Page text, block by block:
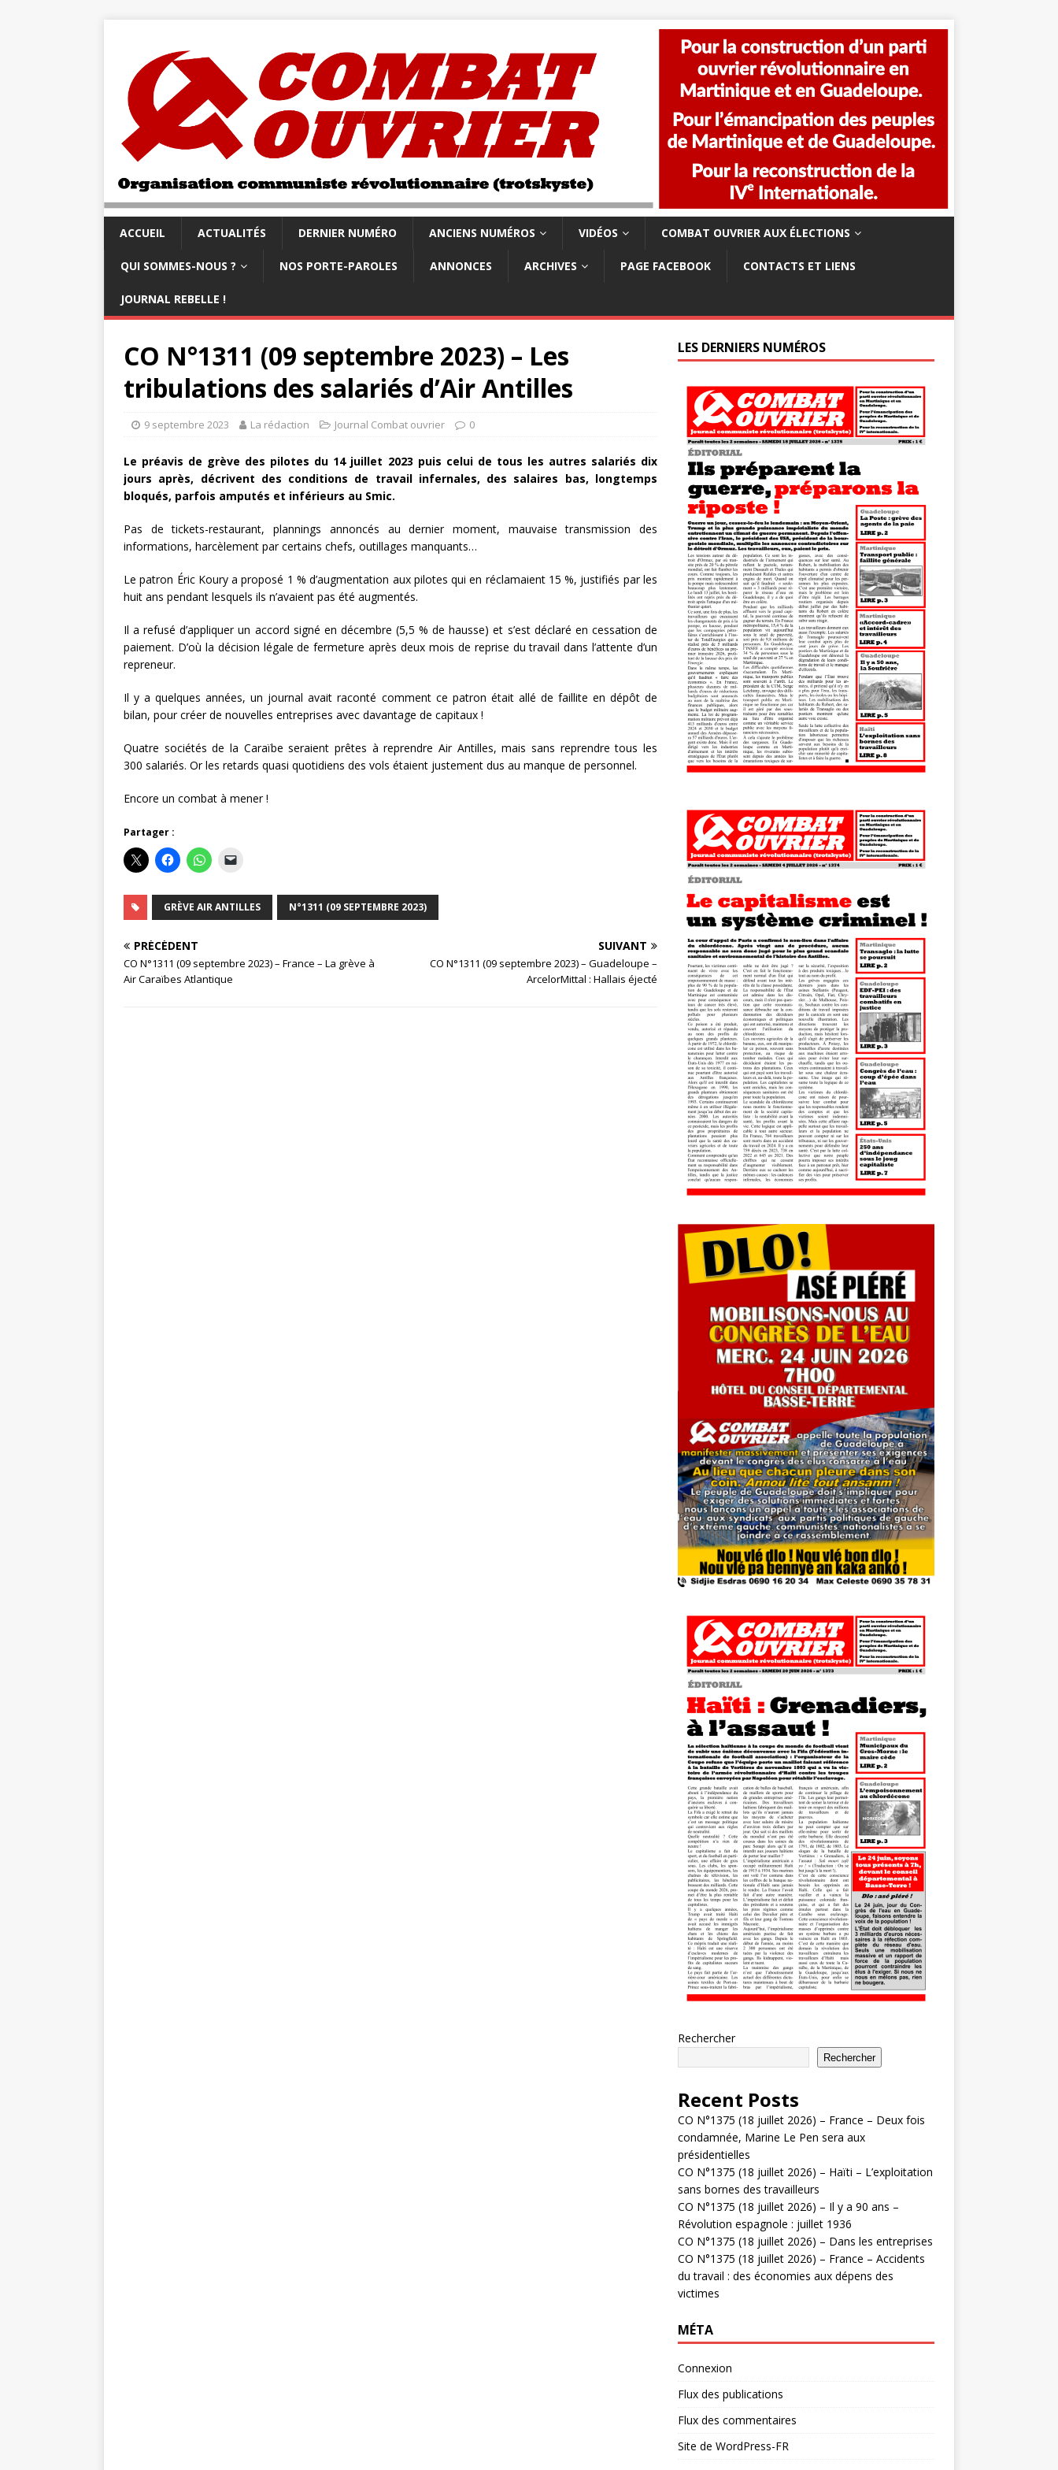
ACCUEIL ACTUALITÉS DERNIER NUMÉRO ANCIENS NUMÉROS VIDÉOS COMBAT OUVRIER AUX ÉLECTIONS
QUI SOMMES-NOUS ? NOS PORTE-PAROLES ANNONCES ARCHIVES PAGE FACEBOOK CONTACTS ET LIENS
JOURNAL REBELLE !
CO N°1311 (09 septembre 2023) – Les
tribulations des salariés d’Air Antilles
9 septembre 2023 La rédaction Journal Combat ouvrier 0
Le préavis de grève des pilotes du 14 juillet 2023 puis celui de tous les autres salariés dix
jours après, décrivent des conditions de travail infernales, des salaires bas, longtemps
bloqués, parfois amputés et inférieurs au Smic.
Pas de tickets-restaurant, plannings annoncés au dernier moment, mauvaise transmission des
informations, harcèlement par certains chefs, outillages manquants…
Le patron Éric Koury a proposé 1 % d’augmentation aux pilotes qui en réclamaient 15 %, justifiés par les
huit ans pendant lesquels ils n’avaient pas été augmentés.
Il a refusé d’appliquer un accord signé en décembre (5,5 % de hausse) et s’est déclaré en cessation de
paiement. D’où la décision légale de fermeture après deux mois de reprise du travail dans l’attente d’un
repreneur.
Il y a quelques années, un journal avait raconté comment ce patron était allé de faillite en dépôt de
bilan, pour créer de nouvelles entreprises avec davantage de capitaux !
Quatre sociétés de la Caraïbe seraient prêtes à reprendre Air Antilles, mais sans reprendre tous les
300 salariés. Or les retards quasi quotidiens des vols étaient justement dus au manque de personnel.
Encore un combat à mener !
Partager :
GRÈVE AIR ANTILLES N°1311 (09 SEPTEMBRE 2023)
PRÉCÉDENT
CO N°1311 (09 septembre 2023) – France – La grève à
Air Caraïbes Atlantique
SUIVANT
CO N°1311 (09 septembre 2023) – Guadeloupe –
ArcelorMittal : Hallais éjecté
LES DERNIERS NUMÉROS
Rechercher
Rechercher
Recent Posts
CO N°1375 (18 juillet 2026) – France – Deux fois
condamnée, Marine Le Pen sera aux
présidentielles
CO N°1375 (18 juillet 2026) – Haïti – L’exploitation
sans bornes des travailleurs
CO N°1375 (18 juillet 2026) – Il y a 90 ans –
Révolution espagnole : juillet 1936
CO N°1375 (18 juillet 2026) – Dans les entreprises
CO N°1375 (18 juillet 2026) – France – Accidents
du travail : des économies aux dépens des
victimes
MÉTA
Connexion
Flux des publications
Flux des commentaires
Site de WordPress-FR